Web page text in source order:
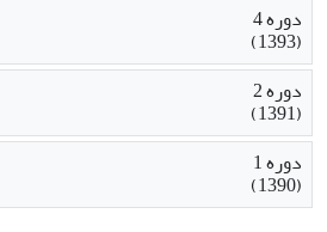
دوره 4
(1393)
دوره 2
(1391)
دوره 1
(1390)